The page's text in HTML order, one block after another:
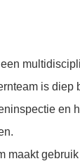
is diep
en
maakt